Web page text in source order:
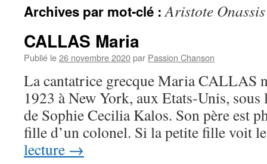
Archives par mot-clé :Aristote Onassis
CALLAS Maria
Publié le26 novembre 2020par Passion Chanson
La cantatrice grecque Maria CALLAS
1923 à New York, aux Etats-Unis,
de Sophie Cecilia Kalos. Son père est
fille d’un colonel. Si la petite fille voit
lecture →